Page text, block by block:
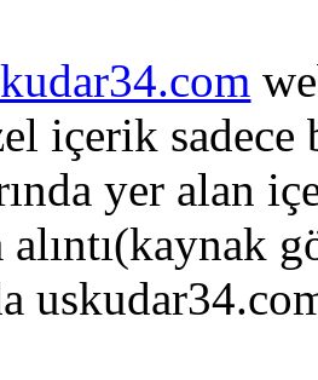
içerik sadece
yer alan
alıntı(kaynak